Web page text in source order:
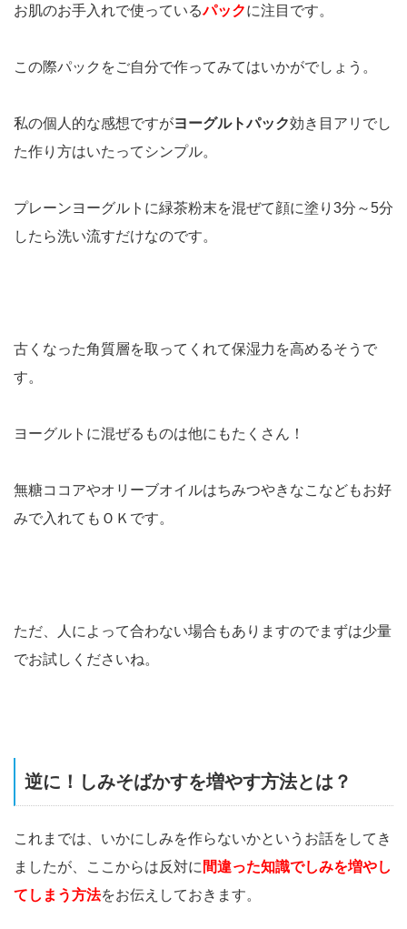
お肌のお手入れで使っているパックに注目です。
この際パックをご自分で作ってみてはいかがでしょう。
私の個人的な感想ですがヨーグルトパック効き目アリでし
た作り方はいたってシンプル。
プレーンヨーグルトに緑茶粉末を混ぜて顔に塗り3分～5分
したら洗い流すだけなのです。
古くなった角質層を取ってくれて保湿力を高めるそうで
す。
ヨーグルトに混ぜるものは他にもたくさん！
無糖ココアやオリーブオイルはちみつやきなこなどもお好
みで入れてもＯＫです。
ただ、人によって合わない場合もありますのでまずは少量
でお試しくださいね。
逆に！しみそばかすを増やす方法とは？
これまでは、いかにしみを作らないかというお話をしてき
ましたが、ここからは反対に 間違った知識でしみを増やし
てしまう方法をお伝えしておきます。